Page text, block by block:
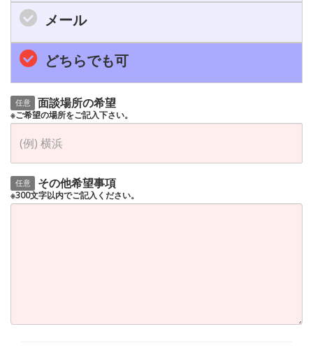
メール
どちらでも可
任意 面談場所の希望
※ご希望の場所をご記入下さい。
任意 その他希望事項
※300文字以内でご記入ください。